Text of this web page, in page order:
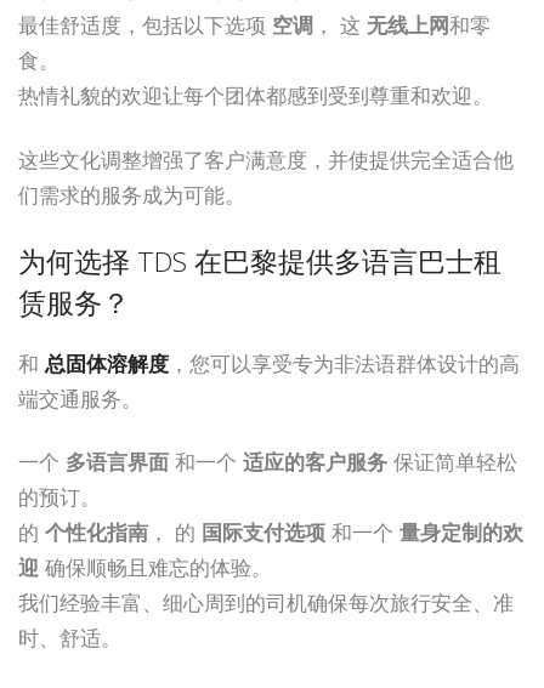
最佳舒适度，包括以下选项 空调 ， 这 无线上网和零
食。
热情礼貌的欢迎让每个团体都感到受到尊重和欢迎。
这些文化调整增强了客户满意度，并使提供完全适合他
们需求的服务成为可能。
为何选择 TDS 在巴黎提供多语言巴士租
赁服务？
和 总固体溶解度 ，您可以享受专为非法语群体设计的高
端交通服务。
一个 多语言界面 和一个 适应的客户服务 保证简单轻松
的预订。
的 个性化指南 ， 的 国际支付选项 和一个 量身定制的欢
迎 确保顺畅且难忘的体验。
我们经验丰富、细心周到的司机确保每次旅行安全、准
时、舒适。